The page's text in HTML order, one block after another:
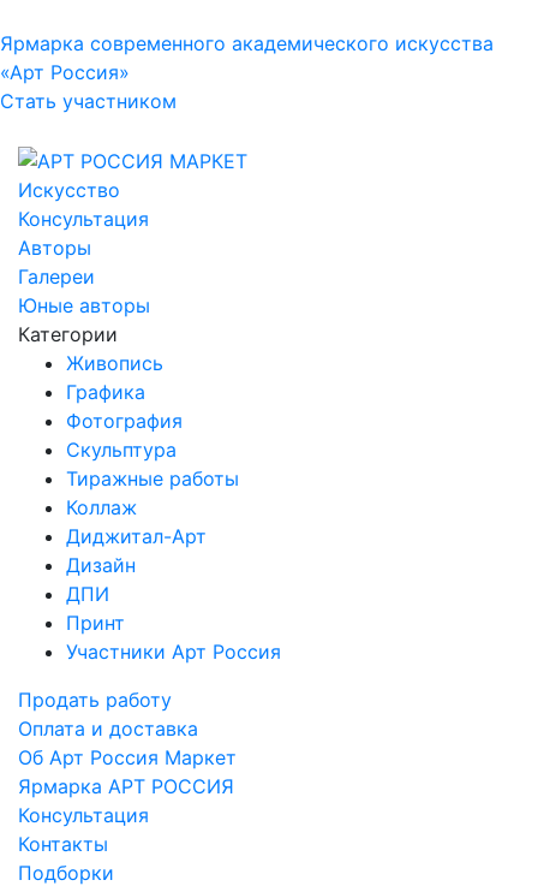
Ярмарка современного академического искусства
«Арт Россия»
Стать участником
Искусство
Консультация
Авторы
Галереи
Юные авторы
Категории
Живопись
Графика
Фотография
Скульптура
Тиражные работы
Коллаж
Диджитал-Арт
Дизайн
ДПИ
Принт
Участники Арт Россия
Продать работу
Оплата и доставка
Об Арт Россия Маркет
Ярмарка АРТ РОССИЯ
Консультация
Контакты
Подборки